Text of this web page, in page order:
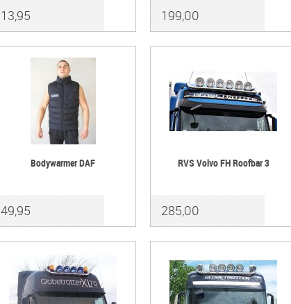
13,95 199,00
Bodywarmer DAF
49,95
RVS Volvo FH Roofbar 3
285,00